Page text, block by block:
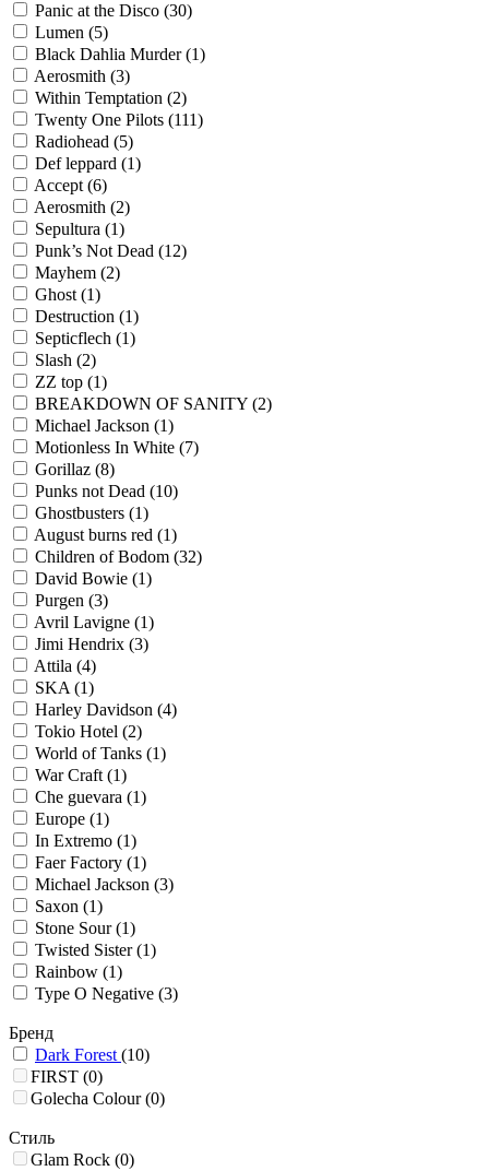
Panic at the Disco (30)
Lumen (5)
Black Dahlia Murder(1)
Aerosmith (3)
Within Temptation (2)
Twenty One Pilots (111)
Radiohead (5)
Def leppard (1)
Accept(6)
Aerosmith (2)
Sepultura (1)
Punk’s Not Dead (12)
Mayhem (2)
Ghost(1)
Destruction (1)
Septicflech (1)
Slash (2)
ZZ top (1)
BREAKDOWN OF SANITY (2)
Michael Jackson (1)
Motionless In Whitе (7)
Gorillaz (8)
Punks not Dead (10)
Ghostbusters (1)
August burns red (1)
Children of Bodom (32)
David Bowie (1)
Purgen (3)
Avril Lavigne (1)
Jimi Hendrix (3)
Attila (4)
SKA(1)
Harley Davidson (4)
Tokio Hotel (2)
World of Tanks (1)
War Craft(1)
Che guevara (1)
Europe (1)
In Extremo (1)
Faer Factory (1)
Michael Jackson (3)
Saxon (1)
Stone Sour(1)
Twisted Sister(1)
Rainbow (1)
Type O Negative (3)
Бренд
Dark Forest(10)
FIRST (0)
Golecha Colour (0)
Стиль
Glam Rock (0)